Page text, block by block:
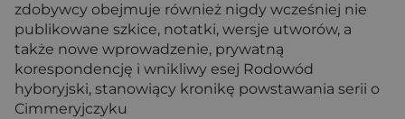
zdobywcy obejmuje również nigdy wcześniej nie
publikowane szkice, notatki, wersje utworów, a
także nowe wprowadzenie, prywatną
korespondencję i wnikliwy esej Rodowód
hyboryjski, stanowiący kronikę powstawania serii o
Cimmeryjczyku